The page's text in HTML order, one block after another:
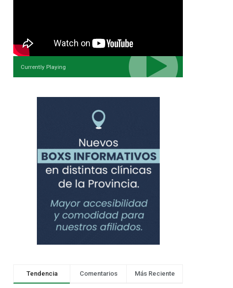
Currently Playing
Tendencia Comentarios Más Reciente